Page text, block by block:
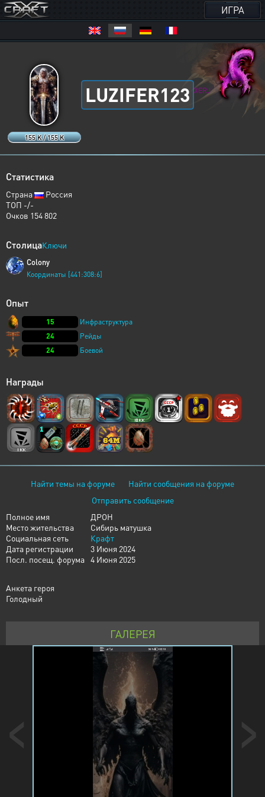
ИГРА
155 K / 155 K
LUZIFER123 XERJ
Статистика
Страна
Россия
ТОП -/-
Очков 154 802
СтолицаКлючи
Colony
Координаты [441:308:6]
Опыт
15
Инфраструктура
24
Рейды
24
Боевой
Награды
Найти темы на форуме
Найти сообщения на форуме
Отправить сообщение
Полное имя
ДРОН
Место жительства
Сибирь матушка
Социальная сеть
Крафт
Дата регистрации
3 Июня 2024
Посл. посещ. форума 4 Июня 2025
Анкета героя
Голодный
ГАЛЕРЕЯ